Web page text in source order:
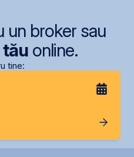
un broker sau
tăuonline.
tine: